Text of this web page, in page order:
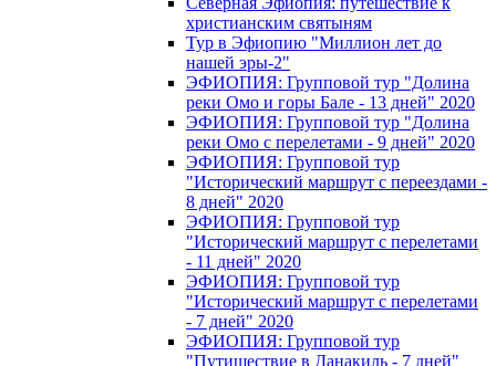
христианским святыням
Тур в Эфиопию "Миллион лет до
нашей эры-2"
ЭФИОПИЯ: Групповой тур "Долина
реки Омо и горы Бале - 13 дней" 2020
ЭФИОПИЯ: Групповой тур "Долина
реки Омо с перелетами - 9 дней" 2020
ЭФИОПИЯ: Групповой тур
"Исторический маршрут с переездами -
8 дней" 2020
ЭФИОПИЯ: Групповой тур
"Исторический маршрут с перелетами
- 11 дней" 2020
ЭФИОПИЯ: Групповой тур
"Исторический маршрут с перелетами
- 7 дней" 2020
ЭФИОПИЯ: Групповой тур
"Путишествие в Данакиль - 7 дней"